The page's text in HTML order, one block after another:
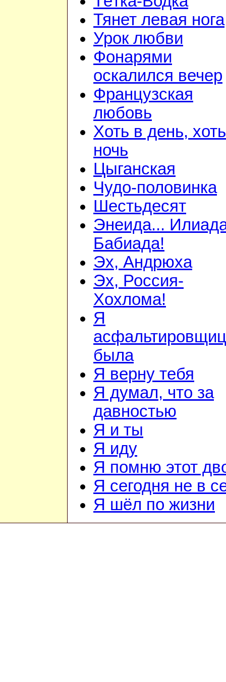
Тянет левая нога
Урок любви
Фонарями
оскалился вечер
Французская
любовь
Хоть в день,
ночь
Цыганская
Чудо-половинка
Шестьдесят
Энеида...
Бабиада!
Эх, Андрюха
Эх, Россия-
Хохлома!
Я
была
Я верну тебя
Я думал, что за
давностью
Я и ты
Я иду
Я помню этот
Я сегодня не в
Я шёл по жизни